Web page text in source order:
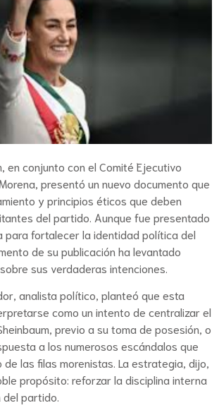
en conjunto con el Comité Ejecutivo
presentó un nuevo documento que
y principios éticos que deben
del partido. Aunque fue presentado
para fortalecer la identidad política del
de su publicación ha levantado
sus verdaderas intenciones.
analista político, planteó que esta
como un intento de centralizar el
previo a su toma de posesión, o
a los numerosos escándalos que
las filas morenistas. La estrategia, dijo,
propósito: reforzar la disciplina interna
partido.